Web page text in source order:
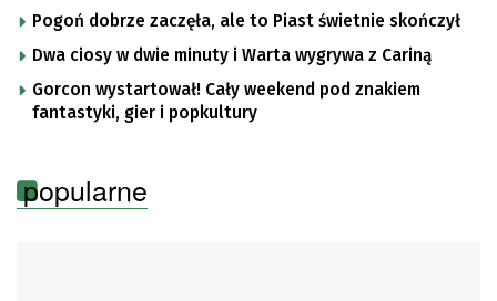
Pogoń dobrze zaczęła, ale to Piast świetnie skończył
Dwa ciosy w dwie minuty i Warta wygrywa z Cariną
Gorcon wystartował! Cały weekend pod znakiem
fantastyki, gier i popkultury
popularne